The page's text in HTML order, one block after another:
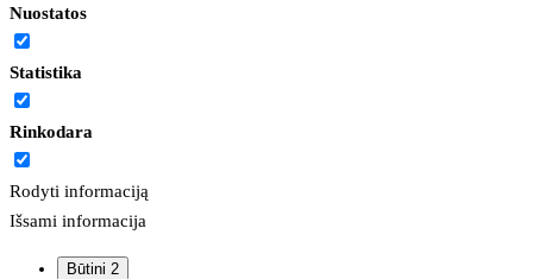
Nuostatos
Statistika
Rinkodara
Rodyti informaciją
Išsami informacija
Būtini 2